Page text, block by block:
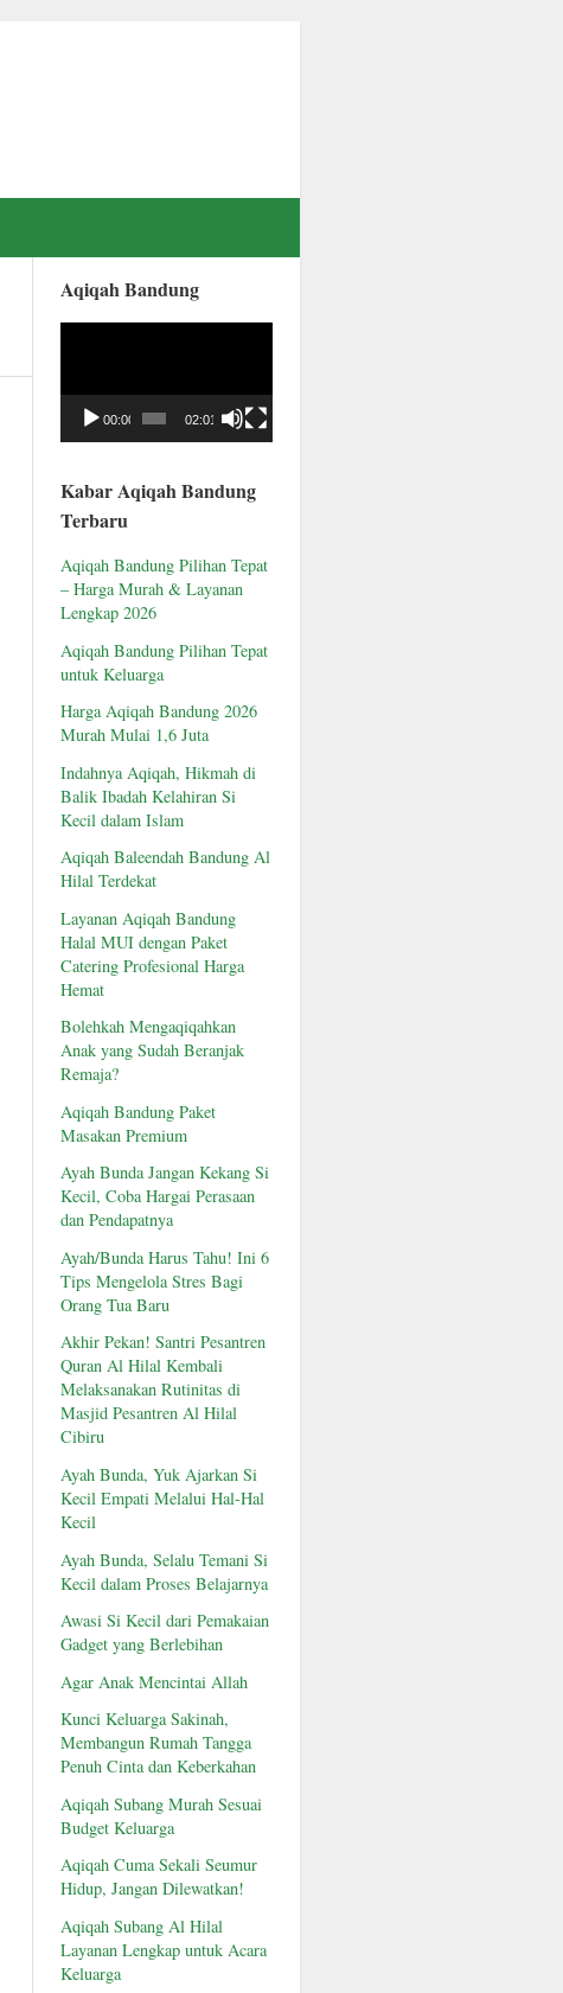
Aqiqah Bandung
00:00 02:01
Kabar Aqiqah Bandung
Terbaru
Aqiqah Bandung Pilihan Tepat
– Harga Murah & Layanan
Lengkap 2026
Aqiqah Bandung Pilihan Tepat
untuk Keluarga
Harga Aqiqah Bandung 2026
Murah Mulai 1,6 Juta
Indahnya Aqiqah, Hikmah di
Balik Ibadah Kelahiran Si
Kecil dalam Islam
Aqiqah Baleendah Bandung Al
Hilal Terdekat
Layanan Aqiqah Bandung
Halal MUI dengan Paket
Catering Profesional Harga
Hemat
Bolehkah Mengaqiqahkan
Anak yang Sudah Beranjak
Remaja?
Aqiqah Bandung Paket
Masakan Premium
Ayah Bunda Jangan Kekang Si
Kecil, Coba Hargai Perasaan
dan Pendapatnya
Ayah/Bunda Harus Tahu! Ini 6
Tips Mengelola Stres Bagi
Orang Tua Baru
Akhir Pekan! Santri Pesantren
Quran Al Hilal Kembali
Melaksanakan Rutinitas di
Masjid Pesantren Al Hilal
Cibiru
Ayah Bunda, Yuk Ajarkan Si
Kecil Empati Melalui Hal-Hal
Kecil
Ayah Bunda, Selalu Temani Si
Kecil dalam Proses Belajarnya
Awasi Si Kecil dari Pemakaian
Gadget yang Berlebihan
Agar Anak Mencintai Allah
Kunci Keluarga Sakinah,
Membangun Rumah Tangga
Penuh Cinta dan Keberkahan
Aqiqah Subang Murah Sesuai
Budget Keluarga
Aqiqah Cuma Sekali Seumur
Hidup, Jangan Dilewatkan!
Aqiqah Subang Al Hilal
Layanan Lengkap untuk Acara
Keluarga